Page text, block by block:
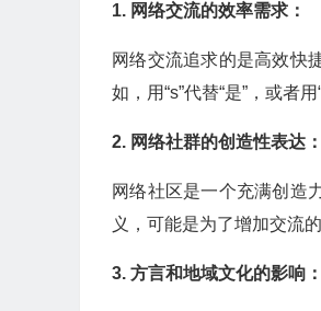
1. 网络交流的效率需求：
网络交流追求的是高效快
如，用“s”代替“是”，或者
2. 网络社群的创造性表达：
网络社区是一个充满创造
义，可能是为了增加交流
3. 方言和地域文化的影响：